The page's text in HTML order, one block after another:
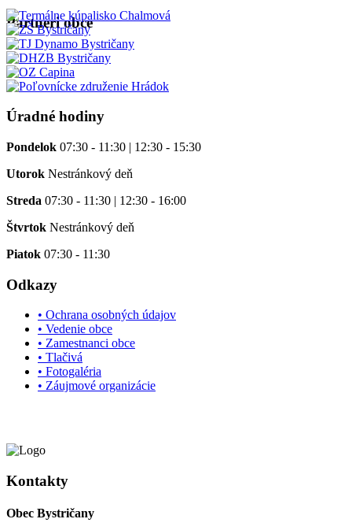
Partneri obce
Úradné hodiny
Pondelok 07:30 - 11:30 | 12:30 - 15:30
Utorok Nestránkový deň
Streda 07:30 - 11:30 | 12:30 - 16:00
Štvrtok Nestránkový deň
Piatok 07:30 - 11:30
Odkazy
• Ochrana osobných údajov
• Vedenie obce
• Zamestnanci obce
• Tlačivá
• Fotogaléria
• Záujmové organizácie
Kontakty
Obec Bystričany